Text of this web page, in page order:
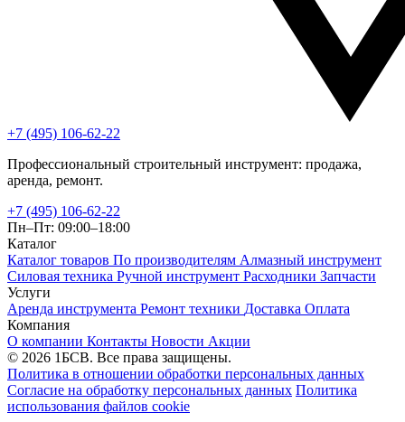
+7 (495) 106-62-22
Профессиональный строительный инструмент: продажа,
аренда, ремонт.
+7 (495) 106-62-22
Пн–Пт: 09:00–18:00
Каталог
Каталог товаров По производителям Алмазный инструмент
Силовая техника Ручной инструмент Расходники Запчасти
Услуги
Аренда инструмента Ремонт техники Доставка Оплата
Компания
О компании Контакты Новости Акции
© 2026 1БСВ. Все права защищены.
Политика в отношении обработки персональных данных
Согласие на обработку персональных данных Политика
использования файлов cookie